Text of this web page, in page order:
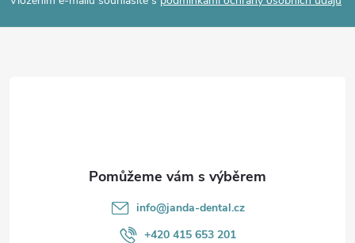
a
info@janda-dental.cz
+420 415 653 201